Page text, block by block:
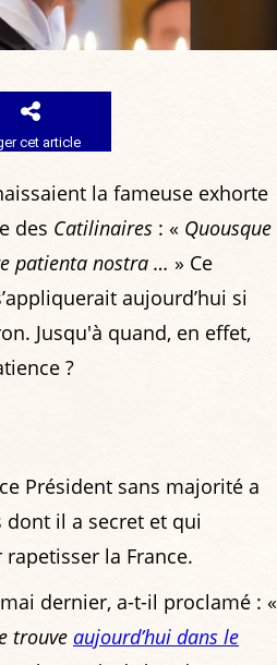
cet article
la fameuse exhorte
des Catilinaires : « Quousque
patienta nostra … » Ce
aujourd’hui si
Jusqu'à quand, en effet,
?
Président sans majorité a
il a secret et qui
la France.
dernier, a-t-il proclamé : «
trouve aujourd’hui dans le